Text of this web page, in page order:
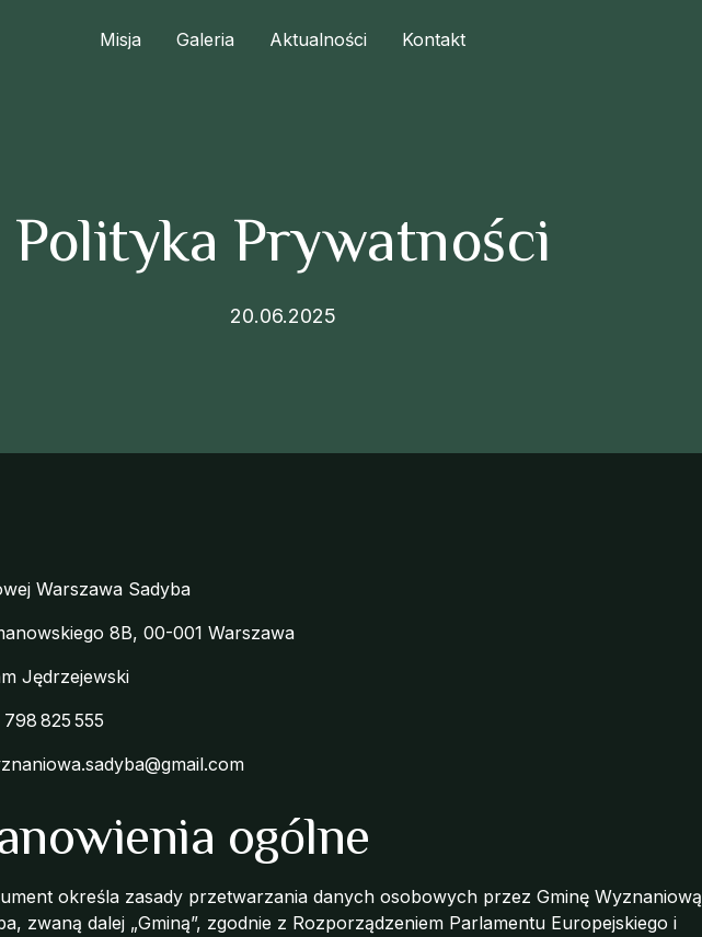
Misja Galeria Aktualności Kontakt
Polityka Prywatności
20.06.2025
Warszawa Sadyba
8B, 00-001 Warszawa
Jędrzejewski
825 555
ogólne
określa zasady przetwarzania danych osobowych przez Gminę Wyznaniową
zwaną dalej „Gminą”, zgodnie z Rozporządzeniem Parlamentu Europejskiego i